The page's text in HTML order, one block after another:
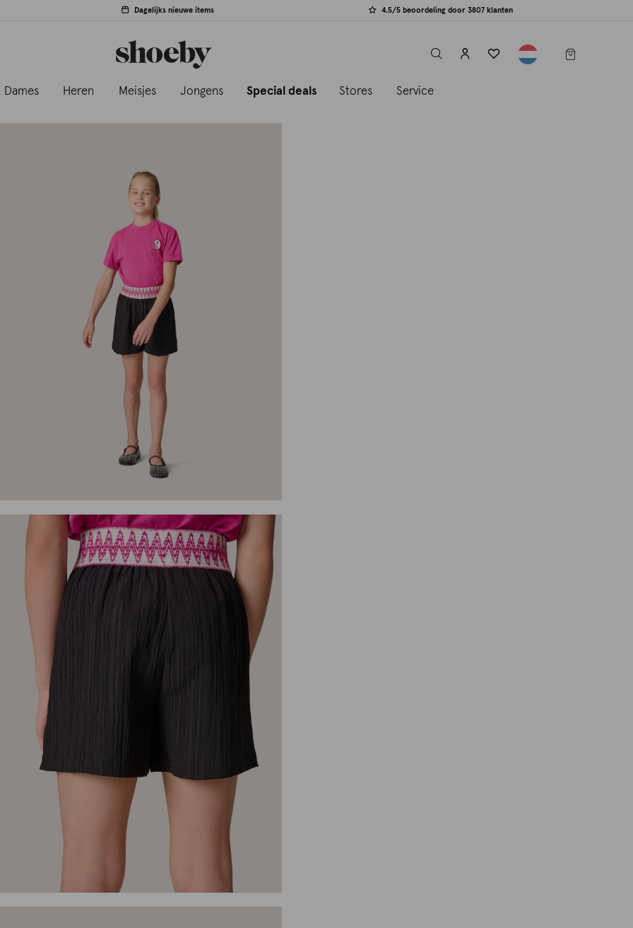
Dagelijks nieuwe items 4.5/5 beoordeling door 3807 klanten
label.header.toggle
Dames Heren Meisjes Jongens Special deals Stores Service